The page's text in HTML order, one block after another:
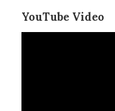
YouTube Video